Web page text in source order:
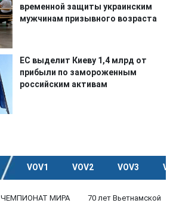
временной защиты украинским
мужчинам призывного возраста
ЕС выделит Киеву 1,4 млрд от
прибыли по замороженным
российским активам
VOV1 VOV2 VOV3
ЧЕМПИОНАТ МИРА
70 лет Вьетнамской